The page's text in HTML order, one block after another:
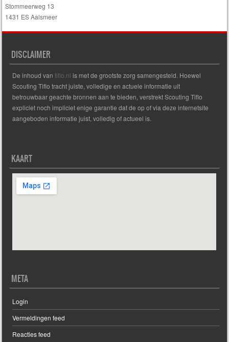
Stommeerweg 13
1431 ES Aalsmeer
DISCLAIMER
De inhoud vantiflo.nl is met de grootste zorg samengesteld. Hoewel
Scouting Tiflo tracht juiste, volledige en actuele informatie uit
betrouwbaar geachte bronnen aan te bieden, verstrekt Scouting Tiflo
expliciet noch impliciet enige garantie dat de op of via deze internetsite
aangeboden informatie juist, volledig of actueel is.
KAART
META
Login
Vermeldingen feed
Reacties feed